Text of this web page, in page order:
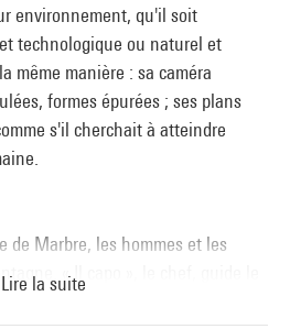
environnement, qu'il soit
technologique ou naturel et
même manière : sa caméra
formes épurées ; ses plans
s'il cherchait à atteindre
de Marbre, les hommes et les
« Il capo », le chef, guide le
Lire la suite